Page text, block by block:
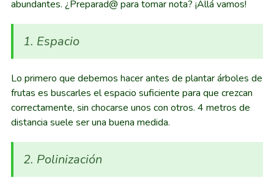
abundantes. ¿Preparad@ para tomar nota? ¡Allá vamos!
1. Espacio
Lo primero que debemos hacer antes de plantar árboles de
frutas es buscarles el espacio suficiente para que crezcan
correctamente, sin chocarse unos con otros. 4 metros de
distancia suele ser una buena medida.
2. Polinización